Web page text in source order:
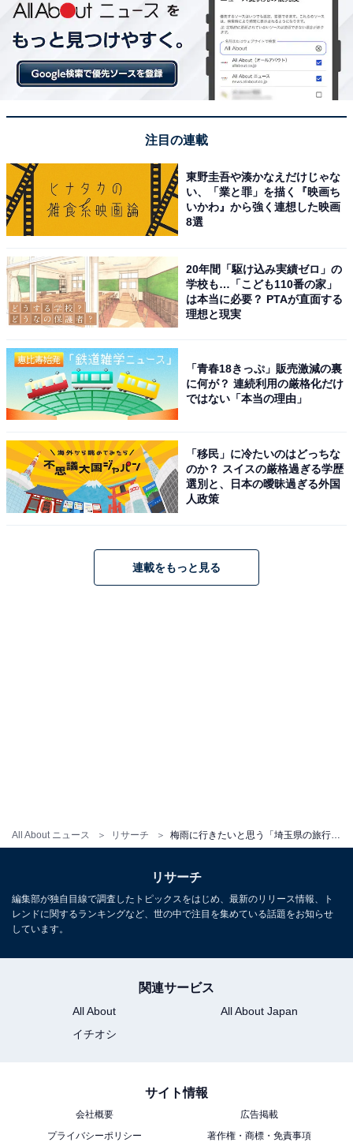
All About ニュース リサーチ
シダ植物が瑞々しく輝き、まるで映画のワンシーンのよ
うな幻想的で神秘的な緑の世界が生み出されます。雨の
日に傘を差して歩くことで、より一層作品の世界観に浸
れる特別な体験が多くの票を集めました。
回答者コメント
「室外だけれど雨だからこそ雰囲気が出て行ってみ
たいと思う」（20代女性／長野県）
「世界観と雨の相性が良い」（40代女性／福島県）
「雨の中でトトロの世界に入り込めて楽しそう」
（50代女性／神奈川県）
※記事内容は執筆時点のものです。最新の内容をご確認
ください
あわせて読みたい
さい名所3選。あじさい寺・1万株の農園・
7000株の古刹も
キング！ 2位「日光市」を抑えた1位は？
【2026年調査】
注目の連載
東野圭吾や湊かなえだけじゃな
い、「業と罪」を描く『映画ち
いかわ』から強く連想した映画
8選
20年間「駆け込み実績ゼロ」の
学校も…「こども110番の家」
は本当に必要？ PTAが直面する
理想と現実
「青春18きっぷ」販売激減の裏
に何が？ 連続利用の厳格化だけ
ではない「本当の理由」
「移民」に冷たいのはどっちな
のか？ スイスの厳格過ぎる学歴
選別と、日本の曖昧過ぎる外国
人政策
連載をもっと見る
リサーチ
編集部が独自目線で調査したトピックスをはじめ、最新のリリース情報、ト
レンドに関するランキングなど、世の中で注目を集めている話題をお知らせ
しています。
関連サービス
All About
All About Japan
イチオシ
サイト情報
会社概要
広告掲載
プライバシーポリシー
著作権・商標・免責事項